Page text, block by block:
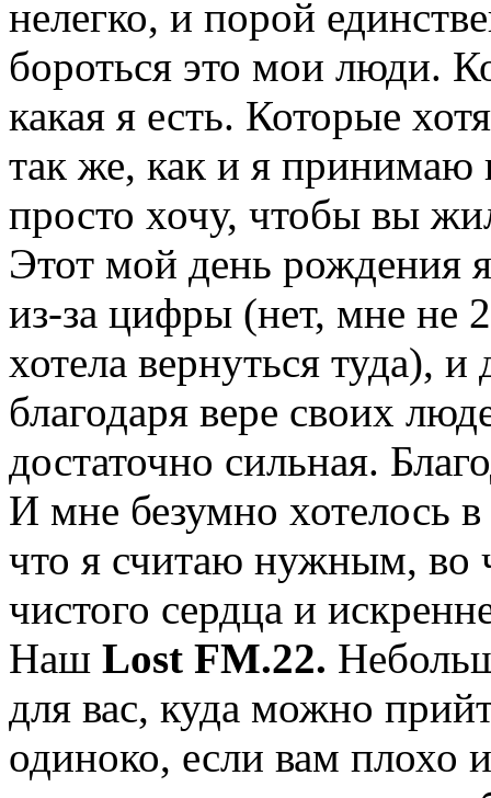
нелегко, и порой
бороться это мои люди.
какая я есть. Которые
так же, как и я принимаю
просто хочу, чтобы вы
Этот мой день рождения
из-за цифры (нет, мне не
хотела вернуться туда),
благодаря вере своих
достаточно сильная.
И мне безумно хотелось в
что я считаю нужным, во
чистого сердца и
Наш Lost FM.22.
для вас, куда можно
одиноко, если вам плохо